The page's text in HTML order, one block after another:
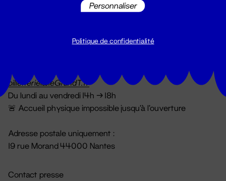
billetterie@leGrandT.fr
Du lundi au vendredi 14h → 18h
🚨 Accueil physique impossible jusqu'à l'ouverture
Adresse postale uniquement :
19 rue Morand 44000 Nantes
Contact presse
Personnaliser
Politique de confidentialité